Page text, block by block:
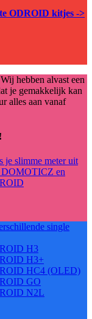
ODROID kitjes ->
hebben alvast een
je gemakkelijk kan
alles aan vanaf
je slimme meter uit
DOMOTICZ en
single
H3
H3+
HC4 (OLED)
GO
N2L